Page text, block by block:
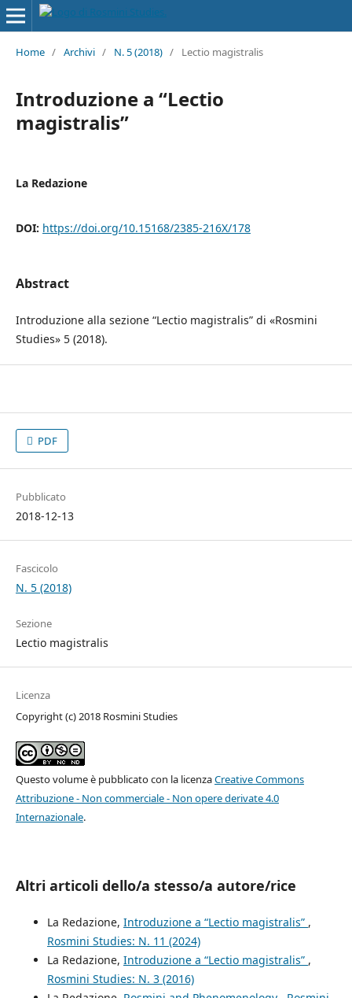
Home / Archivi / N. 5 (2018) / Lectio magistralis
Introduzione a “Lectio
magistralis”
La Redazione
DOI: https://doi.org/10.15168/2385-216X/178
Abstract
Introduzione alla sezione “Lectio magistralis” di «Rosmini
Studies» 5 (2018).
PDF
Pubblicato
2018-12-13
Fascicolo
N. 5 (2018)
Sezione
Lectio magistralis
Licenza
Copyright (c) 2018 Rosmini Studies
Questo volume è pubblicato con la licenzaCreative Commons
Attribuzione - Non commerciale - Non opere derivate 4.0
Internazionale.
Altri articoli dello/a stesso/a autore/rice
La Redazione, Introduzione a “Lectio magistralis” ,
Rosmini Studies: N. 11 (2024)
La Redazione, Introduzione a “Lectio magistralis” ,
Rosmini Studies: N. 3 (2016)